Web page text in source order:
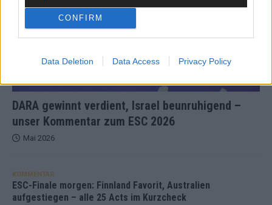
CONFIRM
Data Deletion Data Access Privacy Policy
DARA gewinnt verdient, Israel beunruhigend –
unser Kommentar zum ESC 2026
Mai 2026
KOMMENTAR
ESC-Finale morgen: Finnland Favorit, Australien
aufgestiegen – alle 25 Acts im Kurzcheck